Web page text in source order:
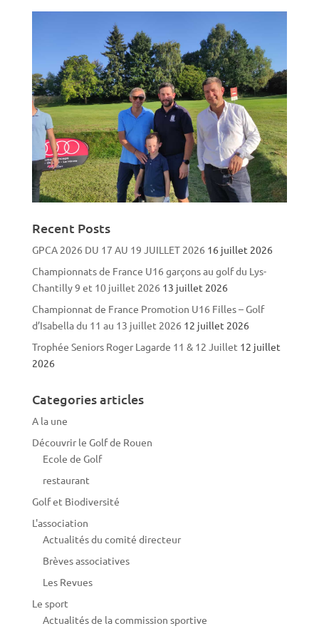
Recent Posts
GPCA 2026 DU 17 AU 19 JUILLET 2026 16 juillet 2026
Championnats de France U16 garçons au golf du Lys-
Chantilly 9 et 10 juillet 2026 13 juillet 2026
Championnat de France Promotion U16 Filles – Golf
d’Isabella du 11 au 13 juillet 2026 12 juillet 2026
Trophée Seniors Roger Lagarde 11 & 12 Juillet 12 juillet
2026
Categories articles
A la une
Découvrir le Golf de Rouen
Ecole de Golf
restaurant
Golf et Biodiversité
L'association
Actualités du comité directeur
Brèves associatives
Les Revues
Le sport
Actualités de la commission sportive